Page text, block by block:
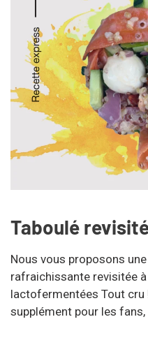
Taboulé
Nous vous proposons
rafraichissante revisitée
lactofermentées Tout cru
supplément pour les fans,